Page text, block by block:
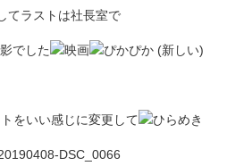
てラストは社長室で
でした
をいい感じに変更して